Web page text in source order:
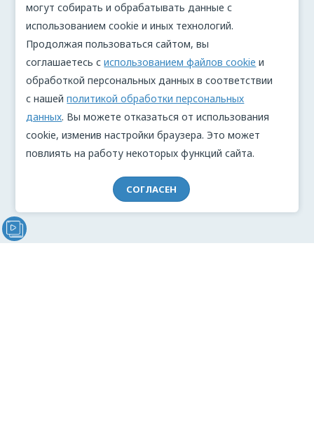
могут собирать и обрабатывать данные с
использованием cookie и иных технологий.
Продолжая пользоваться сайтом, вы
соглашаетесь сиспользованием файлов cookie и
обработкой персональных данных в соответствии
с нашейполитикой обработки персональных
данных. Вы можете отказаться от использования
cookie, изменив настройки браузера. Это может
повлиять на работу некоторых функций сайта.
СОГЛАСЕН